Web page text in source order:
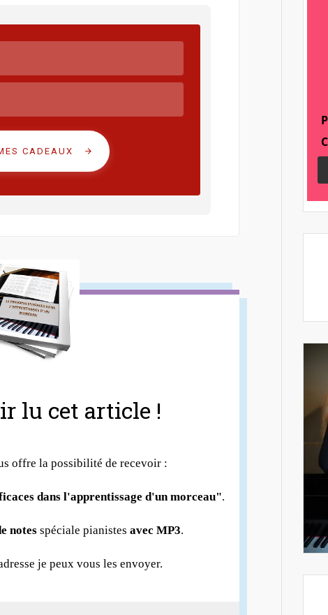
CADEAUX
lu cet article !
offre la possibilité de recevoir :
dans l'apprentissage d'un morceau".
notes spéciale pianistes avec MP3.
je peux vous les envoyer.